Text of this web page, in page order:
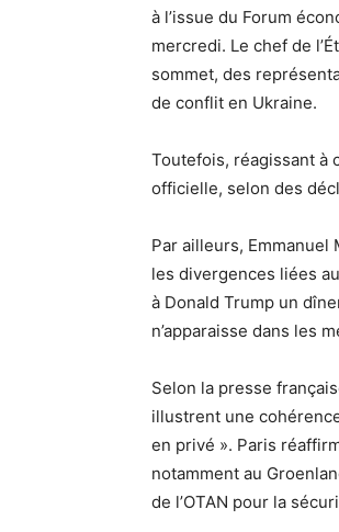
à l’issue du Forum
mercredi. Le chef de
sommet, des
de conflit en Ukraine.
Toutefois, réagissant à
officielle, selon des
Par ailleurs, Emmanuel
les divergences liées
à Donald Trump un
n’apparaisse dans les
Selon la presse
illustrent une
en privé ». Paris
notamment au
de l’OTAN pour la